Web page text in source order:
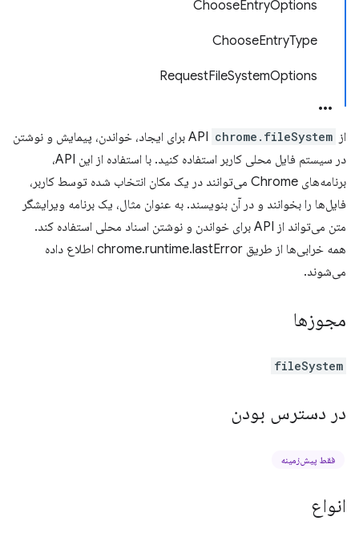
ChooseEntryOptions
ChooseEntryType
RequestFileSystemOptions
از API chrome.fileSystem
برای ایجاد، خواندن، پیمایش و نوشتن
در سیستم فایل محلی کاربر استفاده کنید. با استفاده از این API،
برنامه‌های Chrome می‌توانند در یک مکان انتخاب شده توسط کاربر،
فایل‌ها را بخوانند و در آن بنویسند. به عنوان مثال، یک برنامه ویرایشگر
متن می‌تواند از API برای خواندن و نوشتن اسناد محلی استفاده کند.
همه خرابی‌ها از طریق chrome.runtime.lastError اطلاع داده
می‌شوند.
مجوزها
fileSystem
در دسترس بودن
فقط پیش‌زمینه
انواع